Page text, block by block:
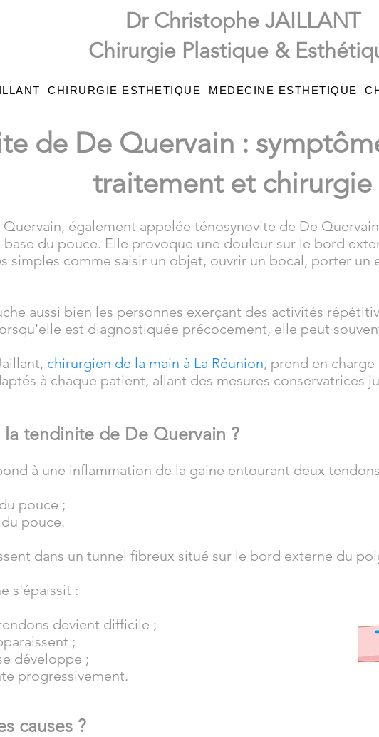
Dr Christophe JAILLANT
Chirurgie Plastique &
CHIRURGIE ESTHETIQUE MEDECINE ESTHETIQUE
de De Quervain :
traitement et chirurgie
également appelée ténosynovite de De
base du pouce. Elle provoque une douleur sur le bord
simples comme saisir un objet, ouvrir un bocal, porter un
aussi bien les personnes exerçant des activités
est diagnostiquée précocement, elle peut
chirurgien de la main à La Réunion, prend en
à chaque patient, allant des mesures conservatrices
tendinite de De Quervain ?
à une inflammation de la gaine entourant deux
pouce ;
pouce.
dans un tunnel fibreux situé sur le bord externe du
s'épaissit :
devient difficile ;
;
développe ;
progressivement.
causes ?